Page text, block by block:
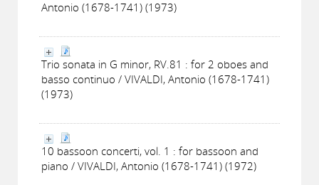
Antonio (1678-1741) (1973)
Trio sonata in G minor, RV.81 : for 2 oboes and
basso continuo / VIVALDI, Antonio (1678-1741)
(1973)
10 bassoon concerti, vol. 1 : for bassoon and
piano / VIVALDI, Antonio (1678-1741) (1972)